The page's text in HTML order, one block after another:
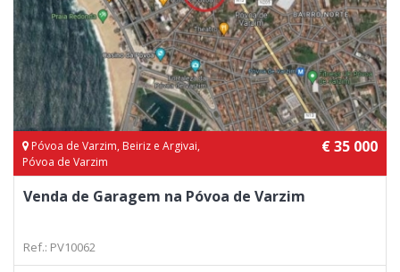
Póvoa de Varzim, Beiriz e Argivai,
Póvoa de Varzim
€ 35 000
Venda de Garagem na Póvoa de Varzim
Ref.: PV10062